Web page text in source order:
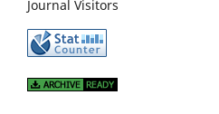
Journal Visitors